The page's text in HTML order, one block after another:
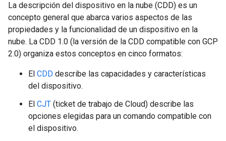
La descripción del dispositivo en la nube (CDD) es un
concepto general que abarca varios aspectos de las
propiedades y la funcionalidad de un dispositivo en la
nube. La CDD 1.0 (la versión de la CDD compatible con GCP
2.0) organiza estos conceptos en cinco formatos:
El CDD describe las capacidades y características
del dispositivo.
El CJT (ticket de trabajo de Cloud) describe las
opciones elegidas para un comando compatible con
el dispositivo.